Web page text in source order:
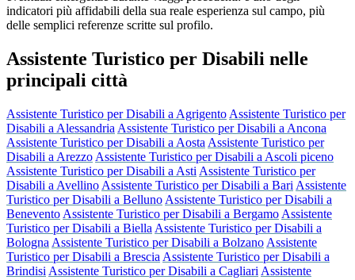
indicatori più affidabili della sua reale esperienza sul campo, più
delle semplici referenze scritte sul profilo.
Assistente Turistico per Disabili nelle
principali città
Assistente Turistico per Disabili a Agrigento Assistente Turistico per
Disabili a Alessandria Assistente Turistico per Disabili a Ancona
Assistente Turistico per Disabili a Aosta Assistente Turistico per
Disabili a Arezzo Assistente Turistico per Disabili a Ascoli piceno
Assistente Turistico per Disabili a Asti Assistente Turistico per
Disabili a Avellino Assistente Turistico per Disabili a Bari Assistente
Turistico per Disabili a Belluno Assistente Turistico per Disabili a
Benevento Assistente Turistico per Disabili a Bergamo Assistente
Turistico per Disabili a Biella Assistente Turistico per Disabili a
Bologna Assistente Turistico per Disabili a Bolzano Assistente
Turistico per Disabili a Brescia Assistente Turistico per Disabili a
Brindisi Assistente Turistico per Disabili a Cagliari Assistente